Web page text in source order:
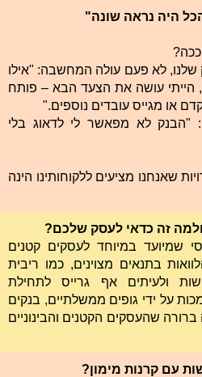
היה נראה שונה"
לא פעם עולה המחשבה: "אילו
הייתי עושה את הצעד הבא – פותח
או מגייס עובדים נוספים."
"הבנק לא מפאשר לי לדאוג בלי
שאנחנו מציעים ללקוחותינו הינה
ולמה זה כדאי לעסק שלכם?
שמיועד במיוחד לעסקים קטנים
בתנאים מצוינים, כמו ריבית
ולעיתים אף גרייס לתחילת
על ידי גופים ממשלתיים, בנקים
שהעסקים הקטנים והבינוניים
עם קרנות מימון?